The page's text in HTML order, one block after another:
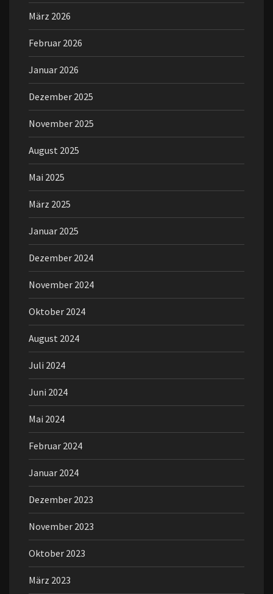
März 2026
Februar 2026
Januar 2026
Dezember 2025
November 2025
August 2025
Mai 2025
März 2025
Januar 2025
Dezember 2024
November 2024
Oktober 2024
August 2024
Juli 2024
Juni 2024
Mai 2024
Februar 2024
Januar 2024
Dezember 2023
November 2023
Oktober 2023
März 2023